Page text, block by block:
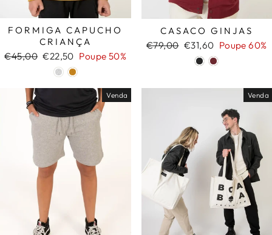
FORMIGA CAPUCHO
CRIANÇA
Preço
€45,00 Preço
saldo
€22,50 Poupe 50%
CASACO GINJAS
Preço
€79,00 Preço
saldo
€31,60 Poupe 60%
Venda Venda